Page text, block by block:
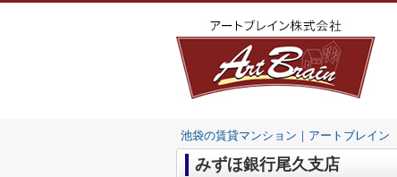
池袋の賃貸マンション｜アートブレイン
みずほ銀行尾久支店